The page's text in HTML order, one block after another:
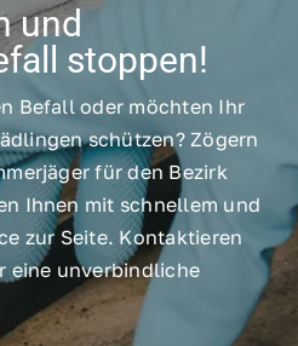
und
stoppen!
Befall oder möchten Ihr
schützen? Zögern
für den Bezirk
Ihnen mit schnellem und
zur Seite. Kontaktieren
eine unverbindliche